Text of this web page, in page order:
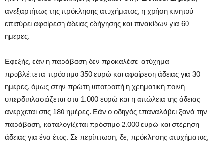
ανεξαρτήτως της πρόκλησης ατυχήματος, η χρήση κινητού
επισύρει αφαίρεση άδειας οδήγησης και πινακίδων για 60
ημέρες.
Εφεξής, εάν η παράβαση δεν προκαλέσει ατύχημα,
προβλέπεται πρόστιμο 350 ευρώ και αφαίρεση άδειας για 30
ημέρες, όμως στην πρώτη υποτροπή η χρηματική ποινή
υπερδιπλασιάζεται στα 1.000 ευρώ και η απώλεια της άδειας
ανέρχεται στις 180 ημέρες. Εάν ο οδηγός επαναλάβει ξανά την
παράβαση, καταλογίζεται πρόστιμο 2.000 ευρώ και στέρηση
άδειας για ένα έτος. Σε περίπτωση, δε, πρόκλησης ατυχήματος,